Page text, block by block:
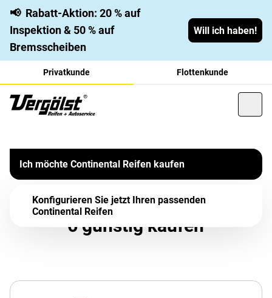
📢 Rabatt-Aktion: 20 % auf
Inspektion & 50 % auf
Bremsscheiben
Will ich haben!
Privatkunde Flottenkunde
Continental EcoContact 6 –
Sparsames Fahren mit
Hightech Reifen
Der Continental EcoContact 6 verbindet deutsche
Technologie mit hoher Effizienz und Sicherheit. Das
Ergebnis ist ein Sommerreifen mit optimiertem Grip und
Ich möchte Continental Reifen kaufen
Konfigurieren Sie jetzt Ihren passenden
Continental Reifen
Continental EcoContact
6 günstig kaufen